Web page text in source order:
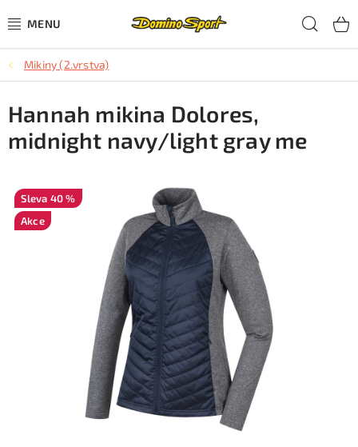
na
CYKLISTIKA
SJEZDOVÉ LYŽOVÁNÍ
SKIALPOVÉ LYŽOVÁNÍ
BĚŽECKÉ LYŽOVÁNÍ
OBLEČENÍ A OBUV
Mikiny (2.vrstva)
Hannah mikina Dolores,
midnight navy/light gray me
40 %
Akce